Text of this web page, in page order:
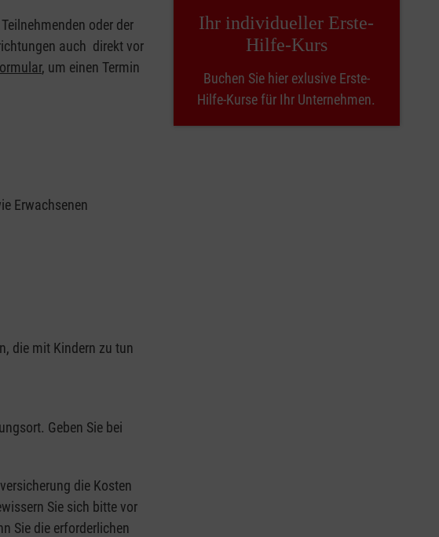
oder der
auch direkt vor
, um einen Termin
Erwachsenen
die mit Kindern zu tun
Geben Sie bei
die Kosten
Sie sich bitte vor
Sie die erforderlichen
Ihr individueller Erste-
Hilfe-Kurs
Buchen Sie hier exlusive Erste-
Hilfe-Kurse für Ihr Unternehmen.